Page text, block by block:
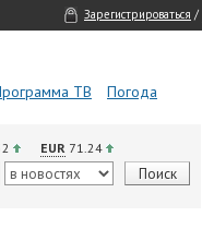
Зарегистрироваться /
ТВ Погода
EUR 71.24